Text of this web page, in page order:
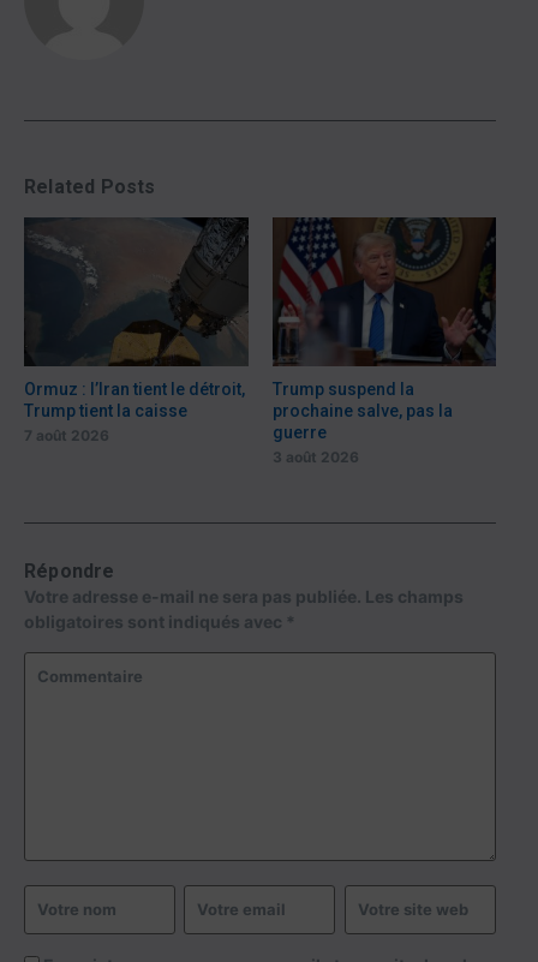
Related Posts
Ormuz : l’Iran tient le détroit,
Trump tient la caisse
7 août 2026
Trump suspend la
prochaine salve, pas la
guerre
3 août 2026
Répondre
Votre adresse e-mail ne sera pas publiée. Les champs
obligatoires sont indiqués avec *